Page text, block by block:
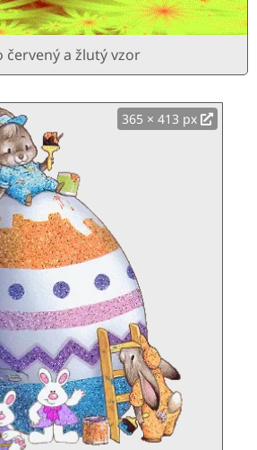
červený a žlutý vzor
365 × 413 px